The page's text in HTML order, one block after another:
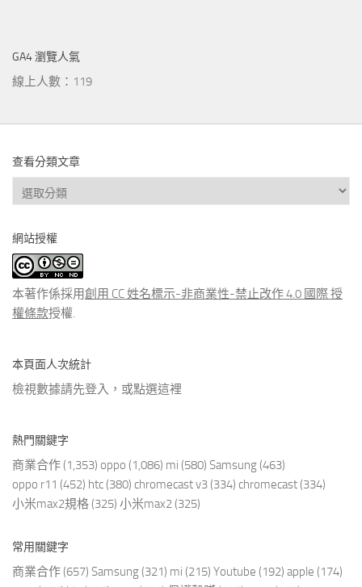
GA4 瀏覽人氣
線上人數：119
查看分類文章
查
看
類
文
章
網站授權
本著作係採用創用 CC 姓名標示-非商業性-禁止改作 4.0 國際 授
權條款授權.
本頁面人次統計
檢視數據請先登入，或點選這裡
熱門關鍵字
商業合作 (1,353) oppo (1,086) mi (580) Samsung (463)
oppo r11 (452) htc (380) chromecast v3 (334) chromecast (334)
小米max2規格 (325) 小米max2 (325)
常用關鍵字
商業合作 (657) Samsung (321) mi (215) Youtube (192) apple (174)